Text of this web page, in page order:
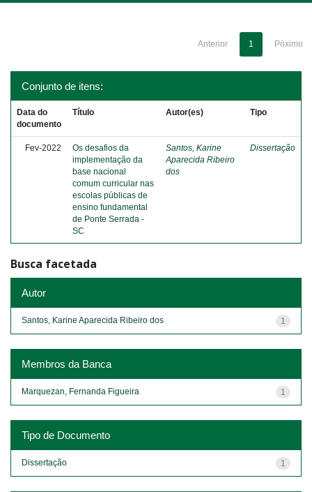
Anterior 1 Póximo
Conjunto de itens:
Data do
documento
Título Autor(es) Tipo
Fev-2022
Os desafios da
implementação da
base nacional
comum curricular nas
escolas públicas de
ensino fundamental
de Ponte Serrada -
SC
Santos, Karine
Aparecida Ribeiro
dos
Dissertação
Busca facetada
Autor
1
Santos, Karine Aparecida Ribeiro dos
Membros da Banca
1
Marquezan, Fernanda Figueira
Tipo de Documento
1
Dissertação